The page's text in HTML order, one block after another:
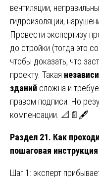
вентиляции,
гидроизоляции,
Провести экспертизу
до стройки (тогда это
чтобы доказать, что
проекту. Такая
зданий сложна и
правом подписи. Но
компенсации. 📐📄🖋️
Раздел 21. Как
пошаговая
Шаг 1: эксперт